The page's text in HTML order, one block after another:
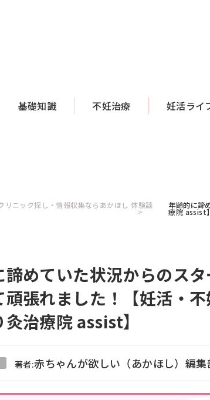
基礎知識 不妊治療 妊活ライ
リニック探し・情報収集ならあかほし 体験談 年齢的に諦
療院 assist】
諦めていた状況からのス
頑張れました！【妊活・
治療院 assist】
著者:赤ちゃんが欲しい（あかほし）編集